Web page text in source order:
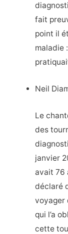
fait
point il
maladie
Neil
Le
des
janvier
avait 76
déclaré
voyager
qui l’a
cette